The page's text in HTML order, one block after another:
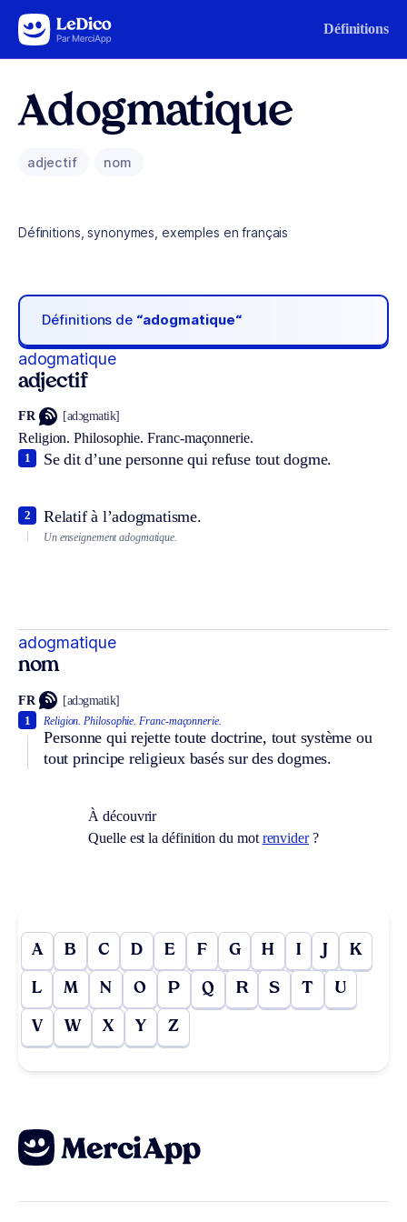
Aller au contenu Définitions
Adogmatique
adjectif nom
Définitions, synonymes, exemples en français
Définitions de “adogmatique“
adogmatique
adjectif
FR [adɔgmatik]
Religion. Philosophie. Franc-maçonnerie.
Se dit d’une personne qui refuse tout dogme.
1
Relatif à l’adogmatisme.
2
Un enseignement adogmatique.
adogmatique
nom
FR [adɔgmatik]
Religion. Philosophie. Franc-maçonnerie.
Personne qui rejette toute doctrine, tout système ou
tout principe religieux basés sur des dogmes.
1
À découvrir
Quelle est la définition du mot renvider?
A B C D E F G H I J K
L M N O P Q R S T U
V W X Y Z